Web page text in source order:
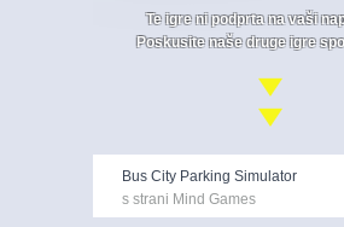
Te igre ni podprta na vaši
Poskusite naše druge igre
Bus City Parking Simulator
s strani Mind Games